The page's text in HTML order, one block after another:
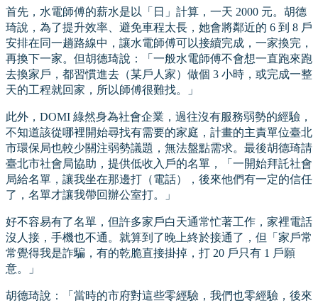
首先，水電師傅的薪水是以「日」計算，一天 2000 元。胡德
琦說，為了提升效率、避免車程太長，她會將鄰近的 6 到 8 戶
安排在同一趟路線中，讓水電師傅可以接續完成，一家換完，
再換下一家。但胡德琦說：「一般水電師傅不會想一直跑來跑
去換家戶，都習慣進去（某戶人家）做個 3 小時，或完成一整
天的工程就回家，所以師傅很難找。」
此外，DOMI 綠然身為社會企業，過往沒有服務弱勢的經驗，
不知道該從哪裡開始尋找有需要的家庭，計畫的主責單位臺北
市環保局也較少關注弱勢議題，無法盤點需求。最後胡德琦請
臺北市社會局協助，提供低收入戶的名單，「一開始拜託社會
局給名單，讓我坐在那邊打（電話），後來他們有一定的信任
了，名單才讓我帶回辦公室打。」
好不容易有了名單，但許多家戶白天通常忙著工作，家裡電話
沒人接，手機也不通。就算到了晚上終於接通了，但「家戶常
常覺得我是詐騙，有的乾脆直接掛掉，打 20 戶只有 1 戶願
意。」
胡德琦說：「當時的市府對這些零經驗，我們也零經驗，後來